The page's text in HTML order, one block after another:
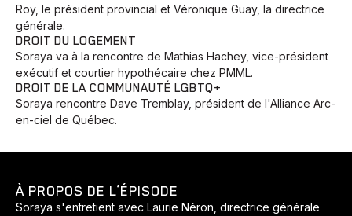
Roy, le président provincial et Véronique Guay, la directrice
générale.
DROIT DU LOGEMENT
Soraya va à la rencontre de Mathias Hachey, vice-président
exécutif et courtier hypothécaire chez PMML.
DROIT DE LA COMMUNAUTÉ LGBTQ+
Soraya rencontre Dave Tremblay, président de l'Alliance Arc-
en-ciel de Québec.
À PROPOS DE L’ÉPISODE
Soraya s'entretient avec Laurie Néron, directrice générale